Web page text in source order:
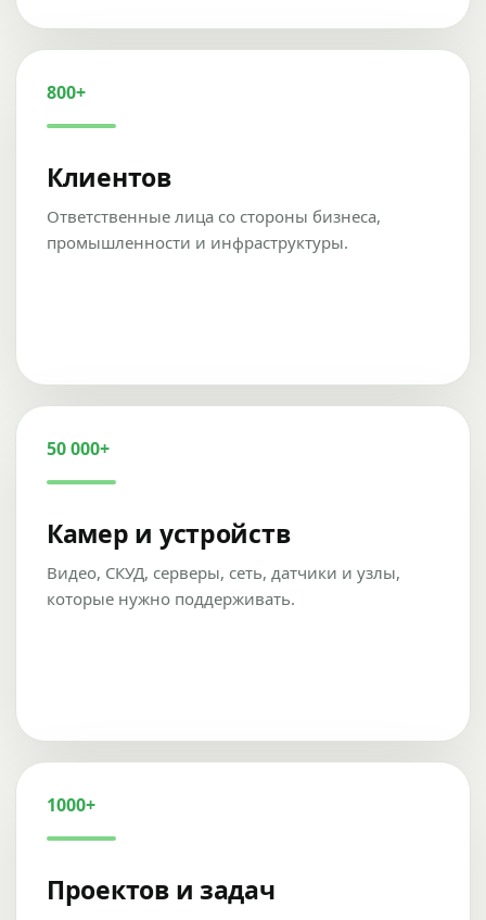
800+
Клиентов
Ответственные лица со стороны бизнеса,
промышленности и инфраструктуры.
50 000+
Камер и устройств
Видео, СКУД, серверы, сеть, датчики и узлы,
которые нужно поддерживать.
1000+
Проектов и задач